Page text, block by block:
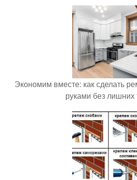
Экономим вместе: как сделать
руками без лишних